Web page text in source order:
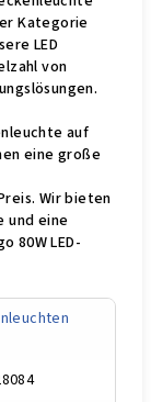
Kategorie
LED
von
auf
eine große
Wir bieten
und eine
80W LED-